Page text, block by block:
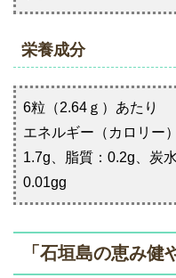
栄養成分
6粒（2.64ｇ）あたり
エネルギー（カロリー
1.7g、脂質：0.2g、炭
0.01gg
「石垣島の恵み